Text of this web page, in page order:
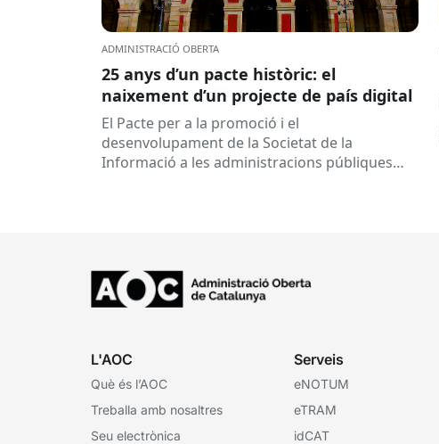
ADMINISTRACIÓ OBERTA
25 anys d’un pacte històric: el
naixement d’un projecte de país digital
El Pacte per a la promoció i el
desenvolupament de la Societat de la
Informació a les administracions públiques
L'AOC
Què és l’AOC
Treballa amb nosaltres
Seu electrònica
Serveis
eNOTUM
eTRAM
idCAT